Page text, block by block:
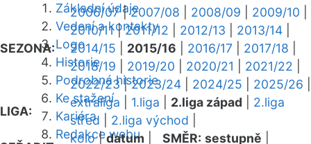
Základní údaje
Vedení a kontakty
Logo
Historie
Podrobná historie
Ke stažení
Kariéra
Redakce webu
SEZONA:
2006/07|2007/08 2008/09 2009/10
2010/11|2011/12 2012/13 2013/14
2014/15
2015/16 2016/17 2017/18
2018/19
2019/20 2020/21 2021/22
2022/23|2023/24 2024/25 2025/26
LIGA:
extraliga 1.liga 2.liga západ
2.liga
střed
2.liga východ
kolo|datum SMĚR: sestupně